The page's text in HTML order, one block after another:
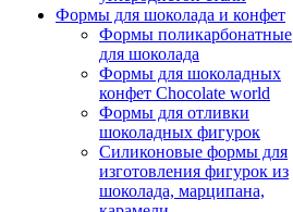
Формы для шоколада и конфет
Формы поликарбонатные
для шоколада
Формы для шоколадных
конфет Сhocolate world
Формы для отливки
шоколадных фигурок
Силиконовые формы для
изготовления фигурок из
шоколада, марципана,